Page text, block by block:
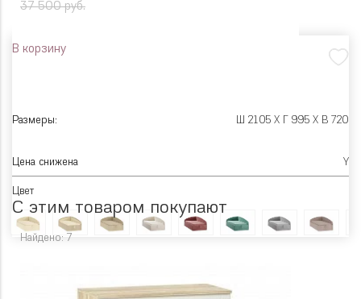
37 500 руб.
В корзину
Размеры: Ш 2105 X Г 995 X В 720
Цена снижена Y
Цвет
С этим товаром покупают
Найдено: 7